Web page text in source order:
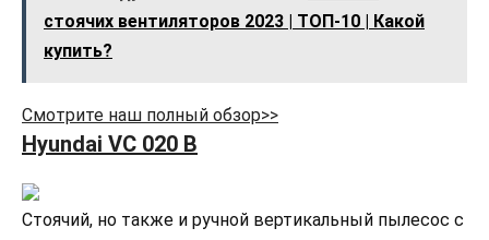
стоячих вентиляторов 2023 | ТОП-10 | Какой
купить?
Смотрите наш полный обзор>>
Hyundai VC 020 B
Стоячий, но также и ручной вертикальный пылесос с